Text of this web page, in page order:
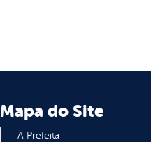
Mapa do Site
A Prefeita